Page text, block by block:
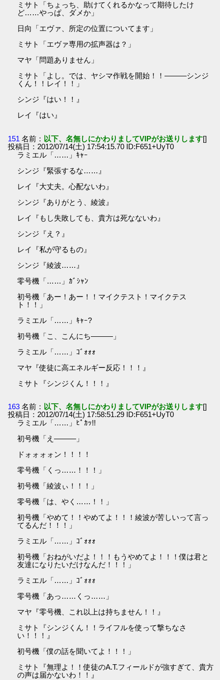
ミサト「ちょっち、助けてくれるかなって期待したけ
ど……やっぱ、ダメか」
日向「エヴァ、所定の位置についてます」
ミサト「エヴァ専用の拡声器は？」
マヤ「問題ありません」
ミサト「よし。では、ヤシマ作戦を開始！！―――シンジ
くん！！レイ！！」
シンジ『はい！！』
レイ『はい』
151 名前： 以下、名無しにかわりましてVIPがお送りします[]
投稿日：2012/07/14(土) 17:54:15.70 ID:F651+UyT0
ラミエル「……」ｷｬｰ
シンジ『緊張するな……』
レイ『大丈夫。心配ないわ』
シンジ『ありがとう、綾波』
レイ『もし失敗しても、貴方は死なないわ』
シンジ『え？』
レイ『私が守るもの』
シンジ『綾波……』
零号機「……」ｶﾞｼｬﾝ
初号機「あー！あー！！マイクテスト！マイクテス
ト！！」
ラミエル「……」ｷｬｰ?
初号機「こ、こんにち―――」
ラミエル「……」ｺﾞｫｫｫ
マヤ『使徒に高エネルギー反応！！！』
ミサト『シンジくん！！！』
163 名前： 以下、名無しにかわりましてVIPがお送りします[]
投稿日：2012/07/14(土) 17:58:51.29 ID:F651+UyT0
ラミエル「……」ﾋﾟｶｯ!!
初号機「え―――」
ドォォォォン！！！！
零号機「くっ……！！！」
初号機「綾波ぃ！！！」
零号機「は、やく……！！」
初号機「やめて！！やめてよ！！！綾波が苦しいって言っ
てるんだ！！！」
ラミエル「……」ｺﾞｫｫｫ
初号機「おねがいだよ！！！もうやめてよ！！！僕は君と
友達になりたいだけなんだ！！！」
ラミエル「……」ｺﾞｫｫｫ
零号機「あっ……くっ……」
マヤ『零号機、これ以上は持ちません！！』
ミサト『シンジくん！！ライフルを使って撃ちなさ
い！！！』
初号機「僕の話を聞いてよ！！！」
ミサト『無理よ！！使徒のA.T.フィールドが強すぎて、貴方
の声は届かないわ！！』